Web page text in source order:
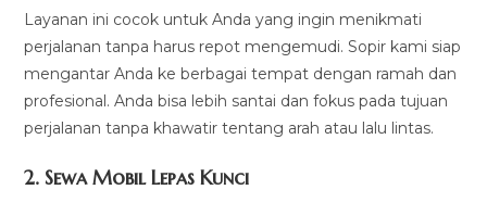
Layanan ini cocok untuk Anda yang ingin menikmati
perjalanan tanpa harus repot mengemudi. Sopir kami siap
mengantar Anda ke berbagai tempat dengan ramah dan
profesional. Anda bisa lebih santai dan fokus pada tujuan
perjalanan tanpa khawatir tentang arah atau lalu lintas.
2.Sewa Mobil Lepas Kunci